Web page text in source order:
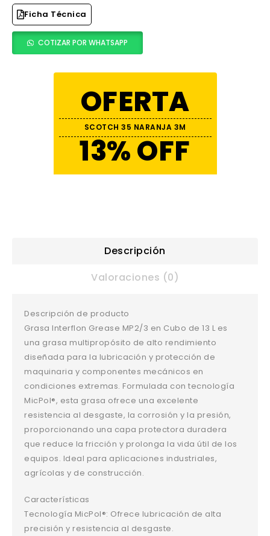
Ficha Técnica
COTIZAR POR WHATSAPP
OFERTA
SCOTCH 35 NARANJA 3M
13% OFF
Descripción
Valoraciones (0)
Descripción de producto
Grasa Interflon Grease MP2/3 en Cubo de 13 L es
una grasa multipropósito de alto rendimiento
diseñada para la lubricación y protección de
maquinaria y componentes mecánicos en
condiciones extremas. Formulada con tecnología
MicPol®, esta grasa ofrece una excelente
resistencia al desgaste, la corrosión y la presión,
proporcionando una capa protectora duradera
que reduce la fricción y prolonga la vida útil de los
equipos. Ideal para aplicaciones industriales,
agrícolas y de construcción.
Características
Tecnología MicPol®: Ofrece lubricación de alta
precisión y resistencia al desgaste.